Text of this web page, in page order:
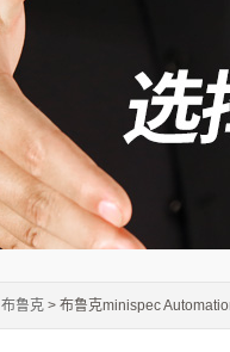
布鲁克 > 布鲁克minispec